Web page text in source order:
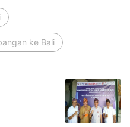
ke Bali